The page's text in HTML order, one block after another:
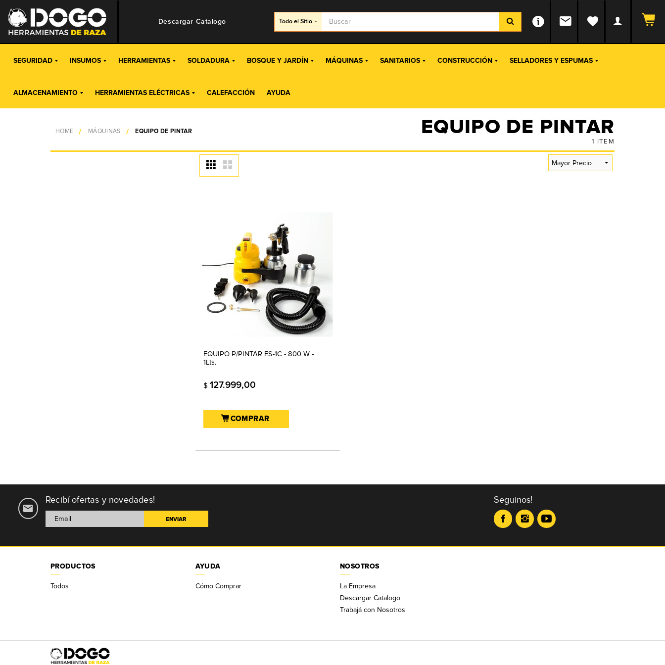
Descargar Catalogo Todo el Sitio
SEGURIDAD INSUMOS HERRAMIENTAS SOLDADURA BOSQUE Y JARDÍN MÁQUINAS SANITARIOS CONSTRUCCIÓN SELLADORES Y ESPUMAS
ALMACENAMIENTO HERRAMIENTAS ELÉCTRICAS CALEFACCIÓN AYUDA
EQUIPO DE PINTAR
HOME MÁQUINAS EQUIPO DE PINTAR
1 ITEM
EQUIPO P/PINTAR ES-1C - 800 W -
1Lts.
$ 127.999,00
COMPRAR
Recibí ofertas y novedades! Seguinos!
PRODUCTOS
Todos
AYUDA
Cómo Comprar
NOSOTROS
La Empresa
Descargar Catalogo
Trabajá con Nosotros